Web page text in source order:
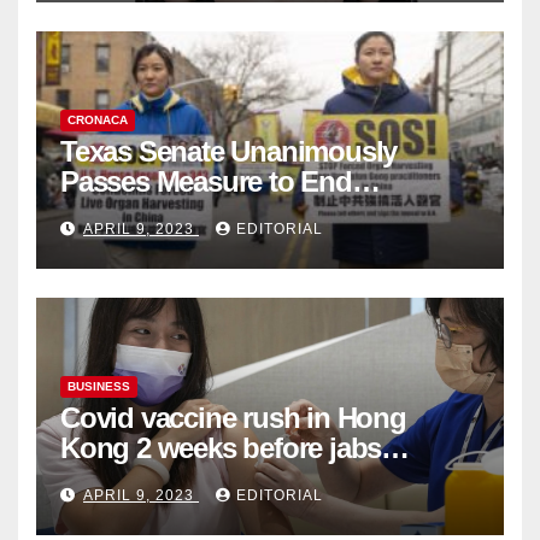
CRONACA
Texas Senate Unanimously
Passes Measure to End
Complicity in Beijing’s Forced
Organ Harvesting
APRIL 9, 2023 EDITORIAL
BUSINESS
Covid vaccine rush in Hong
Kong 2 weeks before jabs
become chargeable
APRIL 9, 2023 EDITORIAL